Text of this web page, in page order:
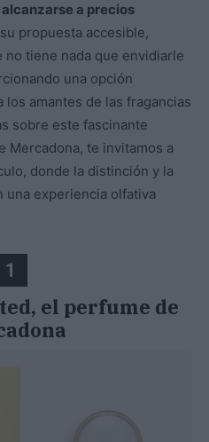
a precios
propuesta accesible,
no tiene nada que envidiarle
una opción
amantes de las fragancias
sobre este fascinante
Mercadona, te invitamos a
donde la distinción y la
una experiencia olfativa
1
el perfume de